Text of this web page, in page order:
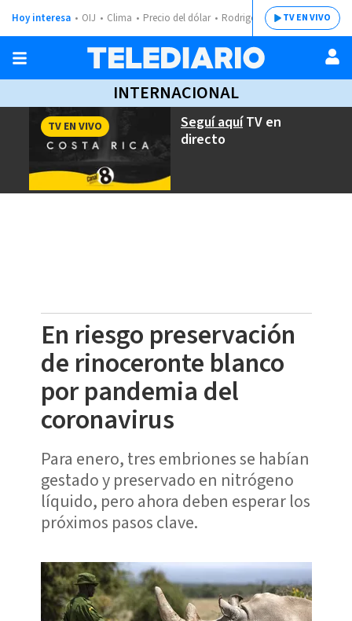
Hoy interesa OIJ Clima Precio del dólar Rodrigo ChavesTV EN VIVO
INTERNACIONAL
Seguí aquíTV en
directo
TV EN VIVO
En riesgo preservación
de rinoceronte blanco
por pandemia del
coronavirus
Para enero, tres embriones se habían
gestado y preservado en nitrógeno
líquido, pero ahora deben esperar los
próximos pasos clave.